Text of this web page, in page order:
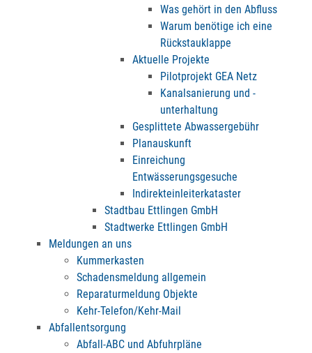
Was gehört in den Abfluss
Warum benötige ich eine
Rückstauklappe
Aktuelle Projekte
Pilotprojekt GEA Netz
Kanalsanierung und -
unterhaltung
Gesplittete Abwassergebühr
Planauskunft
Einreichung
Entwässerungsgesuche
Indirekteinleiterkataster
Stadtbau Ettlingen GmbH
Stadtwerke Ettlingen GmbH
Meldungen an uns
Kummerkasten
Schadensmeldung allgemein
Reparaturmeldung Objekte
Kehr-Telefon/Kehr-Mail
Abfallentsorgung
Abfall-ABC und Abfuhrpläne